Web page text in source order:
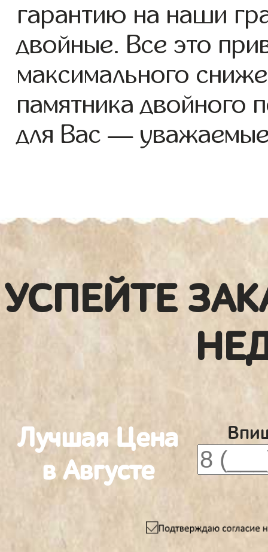
гарантию на наши
двойные. Все это
максимального
памятника
для Вас —
УСПЕЙТЕ
Лучшая Цена
в Августе